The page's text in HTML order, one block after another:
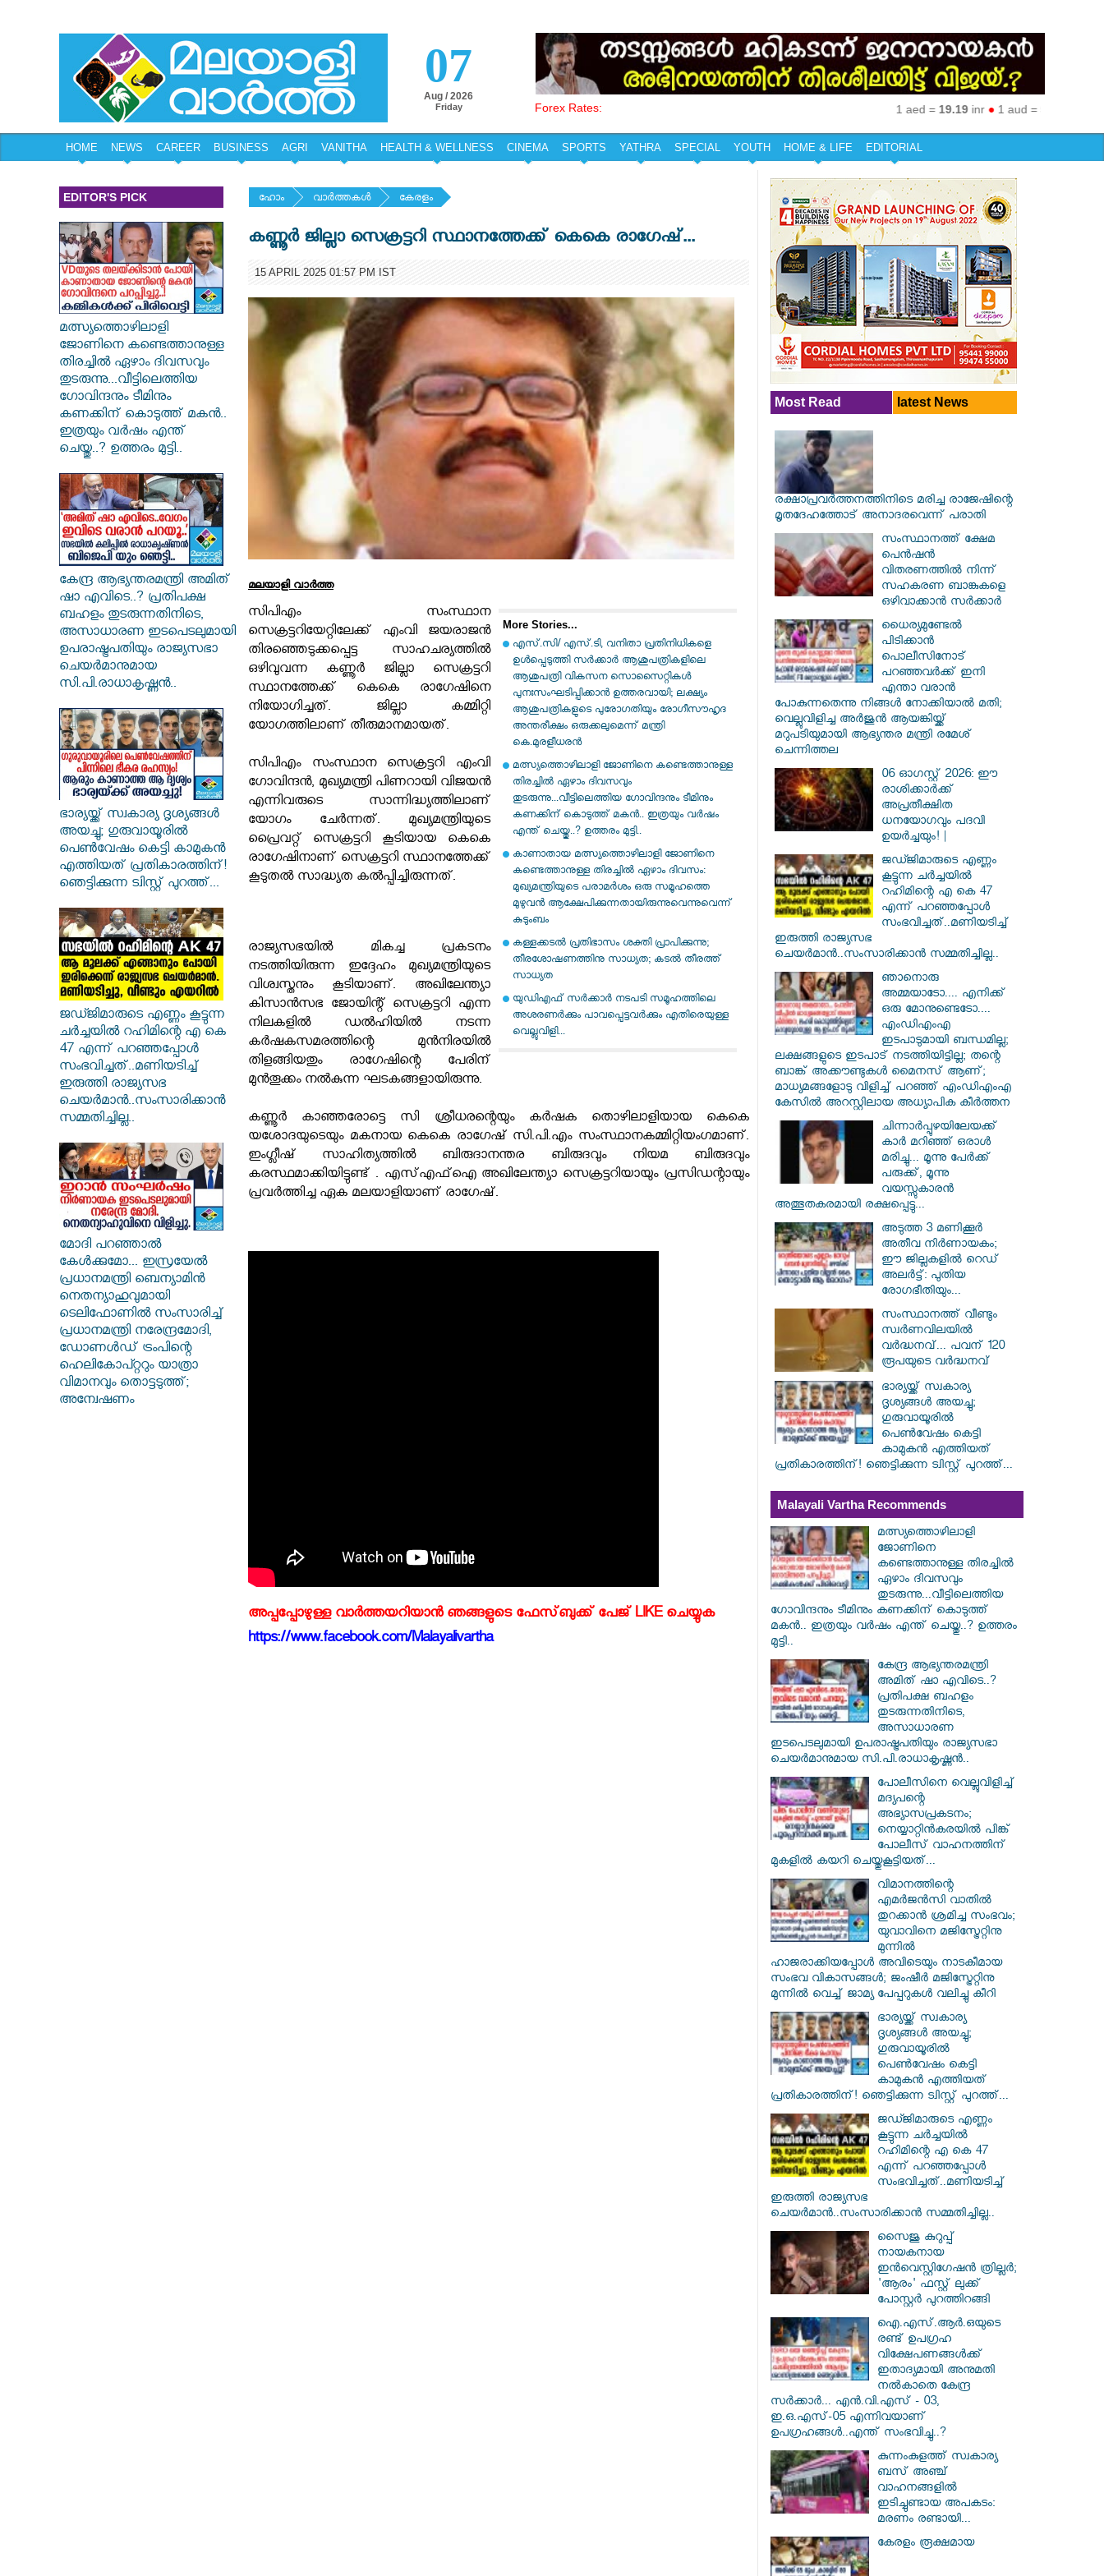
07
Aug / 2026
Friday Forex Rates: 1 aed =19.19inr● 1 aud =50.27
HOME NEWS CAREER BUSINESS AGRI VANITHA HEALTH & WELLNESS CINEMA SPORTS YATHRA SPECIAL YOUTH HOME & LIFE EDITORIAL
EDITOR'S PICK
മത്സ്യത്തൊഴിലാളി
ജോണിനെ കണ്ടെത്താനുള്ള
തിരച്ചിൽ ഏഴാം ദിവസവും
തുടരുന്നു...വീട്ടിലെത്തിയ
ഗോവിന്ദനും ടീമിനും
കണക്കിന് കൊടുത്ത് മകൻ..
ഇത്രയും വർഷം എന്ത്
ചെയ്തു..? ഉത്തരം മുട്ടി..
കേന്ദ്ര ആഭ്യന്തരമന്ത്രി അമിത്
ഷാ എവിടെ..? പ്രതിപക്ഷ
ബഹളം തുടരുന്നതിനിടെ,
അസാധാരണ ഇടപെടലുമായി
ഉപരാഷ്ട്രപതിയും രാജ്യസഭാ
ചെയർമാനുമായ
സി.പി.രാധാകൃഷ്ണൻ..
ഭാര്യയ്ക്ക് സ്വകാര്യ ദൃശ്യങ്ങൾ
അയച്ചു; ഗുരുവായൂരിൽ
പെൺവേഷം കെട്ടി കാമുകൻ
എത്തിയത് പ്രതികാരത്തിന്!
ഞെട്ടിക്കുന്ന ട്വിസ്റ്റ് പുറത്ത്...
ജഡ്ജിമാരുടെ എണ്ണം കൂട്ടുന്ന
ചർച്ചയിൽ റഹിമിന്റെ എ കെ
47 എന്ന് പറഞ്ഞപ്പോൾ
സംഭവിച്ചത്..മണിയടിച്ച്
ഇരുത്തി രാജ്യസഭ
ചെയർമാൻ..സംസാരിക്കാൻ
സമ്മതിച്ചില്ല..
മോദി പറഞ്ഞാൽ
കേൾക്കുമോ... ഇസ്രയേൽ
പ്രധാനമന്ത്രി ബെന്യാമിൻ
നെതന്യാഹുവുമായി
ടെലിഫോണിൽ സംസാരിച്ച്
പ്രധാനമന്ത്രി നരേന്ദ്രമോദി,
ഡോണൾഡ് ട്രംപിന്റെ
ഹെലികോപ്റ്ററും യാത്രാ
വിമാനവും തൊട്ടടുത്ത്;
അന്വേഷണം
ഹോം വാര്‍ത്തകള്‍ കേരളം
കണ്ണൂര്‍ ജില്ലാ സെക്രട്ടറി സ്ഥാനത്തേക്ക് കെകെ രാഗേഷ്...
15 APRIL 2025 01:57 PM IST
മലയാളി വാര്‍ത്ത
More Stories...
എസ്.സി/ എസ്.ടി, വനിതാ പ്രതിനിധികളെ
ഉൾപ്പെടുത്തി സർക്കാർ ആശുപത്രികളിലെ
ആശുപത്രി വികസന സൊസൈറ്റികൾ
പുനഃസംഘടിപ്പിക്കാൻ ഉത്തരവായി; ലക്ഷ്യം
ആശുപത്രികളുടെ പുരോഗതിയും രോഗീസൗഹൃദ
അന്തരീക്ഷം ഒരുക്കലുമെന്ന് മന്ത്രി
കെ.മുരളീധരൻ
മത്സ്യത്തൊഴിലാളി ജോണിനെ കണ്ടെത്താനുള്ള
തിരച്ചിൽ ഏഴാം ദിവസവും
തുടരുന്നു...വീട്ടിലെത്തിയ ഗോവിന്ദനും ടീമിനും
കണക്കിന് കൊടുത്ത് മകൻ.. ഇത്രയും വർഷം
എന്ത് ചെയ്തു..? ഉത്തരം മുട്ടി..
കാണാതായ മത്സ്യത്തൊഴിലാളി ജോണിനെ
കണ്ടെത്താനുള്ള തിരച്ചില്‍ ഏഴാം ദിവസം:
മുഖ്യമന്ത്രിയുടെ പരാമര്‍ശം ഒരു സമൂഹത്തെ
മുഴുവന്‍ ആക്ഷേപിക്കുന്നതായിരുന്നുവെന്നുവെന്ന്
കുടുംബം
കള്ളക്കടൽ പ്രതിഭാസം ശക്തി പ്രാപിക്കുന്നു;
തീരശോഷണത്തിനു സാധ്യത; കടൽ തീരത്ത്
സാധ്യത
യുഡിഎഫ് സർക്കാർ നടപടി സമൂഹത്തിലെ
അശരണർക്കും പാവപ്പെട്ടവർക്കും എതിരെയുള്ള
വെല്ലുവിളി...
സിപിഎം സംസ്ഥാന
സെക്രട്ടറിയേറ്റിലേക്ക് എംവി ജയരാജന്‍
തിരഞ്ഞെടുക്കപ്പെട്ട സാഹചര്യത്തില്‍
ഒഴിവുവന്ന കണ്ണൂര്‍ ജില്ലാ സെക്രട്ടറി
സ്ഥാനത്തേക്ക് കെകെ രാഗേഷിനെ
നിയോഗിച്ചത്. ജില്ലാ കമ്മിറ്റി
യോഗത്തിലാണ് തീരുമാനമായത്.
സിപിഎം സംസ്ഥാന സെക്രട്ടറി എംവി
ഗോവിന്ദന്‍, മുഖ്യമന്ത്രി പിണറായി വിജയന്‍
എന്നിവരുടെ സാന്നിദ്ധ്യത്തിലാണ്
യോഗം ചേര്‍ന്നത്. മുഖ്യമന്ത്രിയുടെ
പ്രൈവറ്റ് സെക്രട്ടറി കൂടിയായ കെകെ
രാഗേഷിനാണ് സെക്രട്ടറി സ്ഥാനത്തേക്ക്
കൂടുതല്‍ സാദ്ധ്യത കല്‍പ്പിച്ചിരുന്നത്.
രാജ്യസഭയില്‍ മികച്ച പ്രകടനം
നടത്തിയിരുന്ന ഇദ്ദേഹം മുഖ്യമന്ത്രിയുടെ
വിശ്വസ്തനും കൂടിയാണ്. അഖിലേന്ത്യാ
കിസാന്‍സഭ ജോയിന്റ് സെക്രട്ടറി എന്ന
നിലകളില്‍ ഡല്‍ഹിയില്‍ നടന്ന
കര്‍ഷകസമരത്തിന്റെ മുന്‍നിരയില്‍
തിളങ്ങിയതും രാഗേഷിന്റെ പേരിന്
മുന്‍തൂക്കം നല്‍കുന്ന ഘടകങ്ങളായിരുന്നു.
കണ്ണൂര്‍ കാഞ്ഞരോട്ടെ സി ശ്രീധരന്റെയും കര്‍ഷക തൊഴിലാളിയായ കെകെ
യശോദയുടെയും മകനായ കെകെ രാഗേഷ് സി.പി.എം സംസ്ഥാനകമ്മിറ്റിയംഗമാണ്.
ഇംഗ്ലീഷ് സാഹിത്യത്തില്‍ ബിരുദാനന്തര ബിരുദവും നിയമ ബിരുദവും
കരസ്ഥമാക്കിയിട്ടുണ്ട് . എസ്എഫ്ഐ അഖിലേന്ത്യാ സെക്രട്ടറിയായും പ്രസിഡന്റായും
പ്രവര്‍ത്തിച്ച ഏക മലയാളിയാണ് രാഗേഷ്.
അപ്പപ്പോഴുള്ള വാര്‍ത്തയറിയാന്‍ ഞങ്ങളുടെ ഫേസ്‌ബുക്ക്‌ പേജ് LIKE ചെയ്യുക
https://www.facebook.com/Malayalivartha
Most Read latest News
രക്ഷാപ്രവര്‍ത്തനത്തിനിടെ മരിച്ച രാജേഷിന്റെ
മൃതദേഹത്തോട് അനാദരവെന്ന് പരാതി
സംസ്ഥാനത്ത് ക്ഷേമ
പെൻഷൻ
വിതരണത്തിൽ നിന്ന്
സഹകരണ ബാങ്കുകളെ
ഒഴിവാക്കാൻ സർക്കാർ
ധൈര്യമുണ്ടേൽ
പിടിക്കാൻ
പൊലീസിനോട്
പറഞ്ഞവർക്ക് ഇനി
എന്താ വരാൻ
പോകുന്നതെന്നു നിങ്ങൾ നോക്കിയാൽ മതി;
വെല്ലുവിളിച്ച അർജുൻ ആയങ്കിയ്ക്ക്
മറുപടിയുമായി ആഭ്യന്തര മന്ത്രി രമേശ്
ചെന്നിത്തല
06 ഓഗസ്റ്റ് 2026: ഈ
രാശിക്കാർക്ക്
അപ്രതീക്ഷിത
ധനയോഗവും പദവി
ഉയർച്ചയും! |
ജഡ്ജിമാരുടെ എണ്ണം
കൂട്ടുന്ന ചർച്ചയിൽ
റഹിമിന്റെ എ കെ 47
എന്ന് പറഞ്ഞപ്പോൾ
സംഭവിച്ചത്..മണിയടിച്ച്
ഇരുത്തി രാജ്യസഭ
ചെയർമാൻ..സംസാരിക്കാൻ സമ്മതിച്ചില്ല..
ഞാനൊരു
അമ്മയാടോ.... എനിക്ക്
ഒരു മോനുണ്ടെടോ....
എംഡിഎംഎ
ഇടപാടുമായി ബന്ധമില്ല;
ലക്ഷങ്ങളുടെ ഇടപാട് നടത്തിയിട്ടില്ല; തന്റെ
ബാങ്ക് അക്കൗണ്ടുകൾ മൈനസ് ആണ്;
മാധ്യമങ്ങളോടു വിളിച്ച് പറഞ്ഞ് എംഡിഎംഎ
കേസിൽ അറസ്റ്റിലായ അധ്യാപിക കീർത്തന
ചിന്നാർപ്പുഴയിലേയക്ക്
കാർ മറിഞ്ഞ് ഒരാൾ
മരിച്ചു... മൂന്നു പേർക്ക്
പരുക്ക്, മൂന്നു
വയസ്സുകാരൻ
അത്ഭുതകരമായി രക്ഷപ്പെട്ടു...
അടുത്ത 3 മണിക്കൂർ
അതീവ നിർണായകം;
ഈ ജില്ലകളിൽ റെഡ്
അലർട്ട്: പുതിയ
രോഗഭീതിയും...
സംസ്ഥാനത്ത് വീണ്ടും
സ്വർണവിലയിൽ
വർദ്ധനവ്... പവന് 120
രൂപയുടെ വർദ്ധനവ്
ഭാര്യയ്ക്ക് സ്വകാര്യ
ദൃശ്യങ്ങൾ അയച്ചു;
ഗുരുവായൂരിൽ
പെൺവേഷം കെട്ടി
കാമുകൻ എത്തിയത്
പ്രതികാരത്തിന്! ഞെട്ടിക്കുന്ന ട്വിസ്റ്റ് പുറത്ത്...
Malayali Vartha Recommends
മത്സ്യത്തൊഴിലാളി
ജോണിനെ
കണ്ടെത്താനുള്ള തിരച്ചിൽ
ഏഴാം ദിവസവും
തുടരുന്നു...വീട്ടിലെത്തിയ
ഗോവിന്ദനും ടീമിനും കണക്കിന് കൊടുത്ത്
മകൻ.. ഇത്രയും വർഷം എന്ത് ചെയ്തു..? ഉത്തരം
മുട്ടി..
കേന്ദ്ര ആഭ്യന്തരമന്ത്രി
അമിത് ഷാ എവിടെ..?
പ്രതിപക്ഷ ബഹളം
തുടരുന്നതിനിടെ,
അസാധാരണ
ഇടപെടലുമായി ഉപരാഷ്ട്രപതിയും രാജ്യസഭാ
ചെയർമാനുമായ സി.പി.രാധാകൃഷ്ണൻ..
പോലീസിനെ വെല്ലുവിളിച്ച്
മദ്യപന്റെ
അഭ്യാസപ്രകടനം;
നെയ്യാറ്റിൻകരയിൽ പിങ്ക്
പോലീസ് വാഹനത്തിന്
മുകളിൽ കയറി ചെയ്തുകൂട്ടിയത്...
വിമാനത്തിന്റെ
എമർജൻസി വാതിൽ
തുറക്കാൻ ശ്രമിച്ച സംഭവം;
യുവാവിനെ മജിസ്ട്രേറ്റിനു
മുന്നിൽ
ഹാജരാക്കിയപ്പോൾ അവിടെയും നാടകീമായ
സംഭവ വികാസങ്ങൾ; ജംഷീർ മജിസ്ട്രേറ്റിനു
മുന്നിൽ വെച്ച് ജാമ്യ പേപ്പറുകൾ വലിച്ചു കീറി
ഭാര്യയ്ക്ക് സ്വകാര്യ
ദൃശ്യങ്ങൾ അയച്ചു;
ഗുരുവായൂരിൽ
പെൺവേഷം കെട്ടി
കാമുകൻ എത്തിയത്
പ്രതികാരത്തിന്! ഞെട്ടിക്കുന്ന ട്വിസ്റ്റ് പുറത്ത്...
ജഡ്ജിമാരുടെ എണ്ണം
കൂട്ടുന്ന ചർച്ചയിൽ
റഹിമിന്റെ എ കെ 47
എന്ന് പറഞ്ഞപ്പോൾ
സംഭവിച്ചത്..മണിയടിച്ച്
ഇരുത്തി രാജ്യസഭ
ചെയർമാൻ..സംസാരിക്കാൻ സമ്മതിച്ചില്ല..
സൈജു കുറുപ്പ്
നായകനായ
ഇൻവെസ്റ്റിഗേഷൻ ത്രില്ലർ;
'ആരം' ഫസ്റ്റ് ലുക്ക്
പോസ്റ്റർ പുറത്തിറങ്ങി
ഐ.എസ്.ആർ.ഒയുടെ
രണ്ട് ഉപഗ്രഹ
വിക്ഷേപണങ്ങൾക്ക്
ഇതാദ്യമായി അനുമതി
നൽകാതെ കേന്ദ്ര
സർക്കാർ... എൻ.വി.എസ് - 03,
ഇ.ഒ.എസ്-05 എന്നിവയാണ്
ഉപഗ്രഹങ്ങൾ..എന്ത് സംഭവിച്ചു..?
കുന്നംകുളത്ത് സ്വകാര്യ
ബസ് അഞ്ച്
വാഹനങ്ങളിൽ
ഇടിച്ചുണ്ടായ അപകടം:
മരണം രണ്ടായി...
കേരളം രൂക്ഷമായ